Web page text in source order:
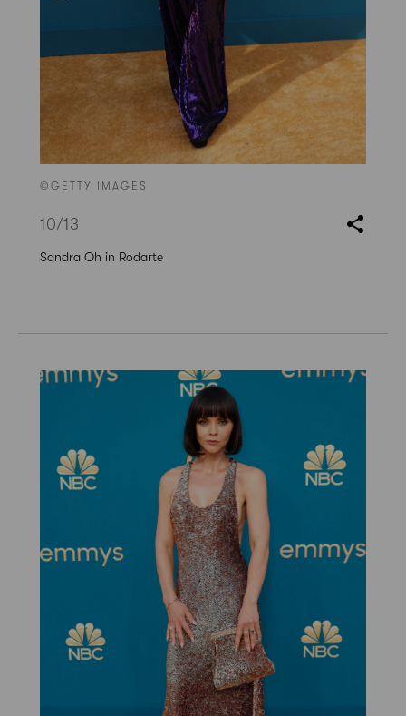
©GETTY IMAGES
10/13
Sandra Oh in Rodarte